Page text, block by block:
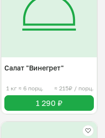
Салат "Винегрет"
1 кг ≈ 6 порц. ≈ 215₽ / порц.
1 290 ₽